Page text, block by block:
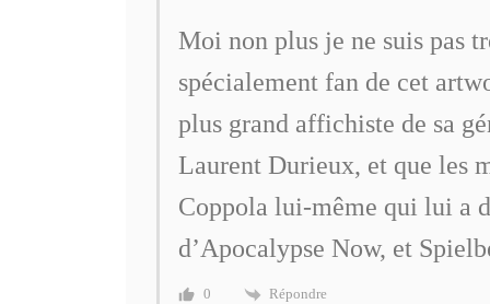
Moi non plus je ne suis pas
spécialement fan de cet
plus grand affichiste de sa
Laurent Durieux, et que les
Coppola lui-même qui lui a
d’Apocalypse Now, et
0 Répondre